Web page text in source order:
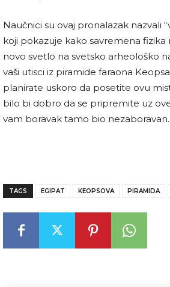
Naučnici su ovaj pronalazak nazvali
koji pokazuje kako savremena fizika
novo svetlo na svetsko arheološko
vaši utisci iz piramide faraona
planirate uskoro da posetite ovu
bilo bi dobro da se pripremite uz
vam boravak tamo bio nezaboravan.
TAGS EGIPAT KEOPSOVA PIRAMIDA